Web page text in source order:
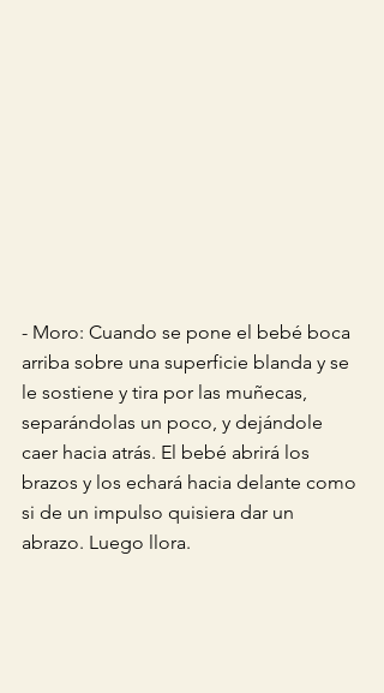
- Moro: Cuando se pone el bebé boca
arriba sobre una superficie blanda y se
le sostiene y tira por las muñecas,
separándolas un poco, y dejándole
caer hacia atrás. El bebé abrirá los
brazos y los echará hacia delante como
si de un impulso quisiera dar un
abrazo. Luego llora.